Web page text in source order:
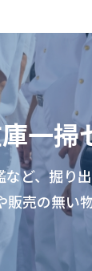
一掃
など、掘り
販売の無い